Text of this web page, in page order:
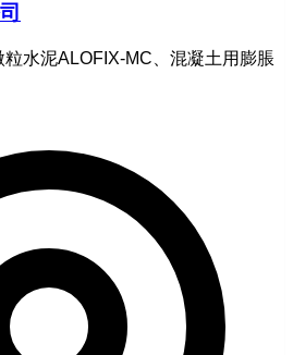
水泥ALOFIX-MC、混凝土用膨脹